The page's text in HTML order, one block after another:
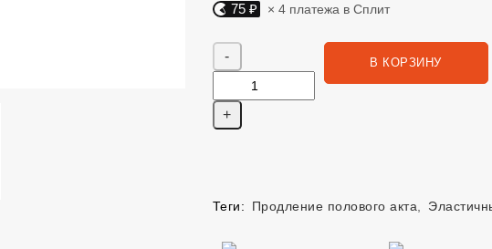
Яндекс Сплит. 75 руб, 4 платежа в Сплит
75 ₽ × 4 платежа в Сплит
В КОРЗИНУ
Теги: Продление полового акта